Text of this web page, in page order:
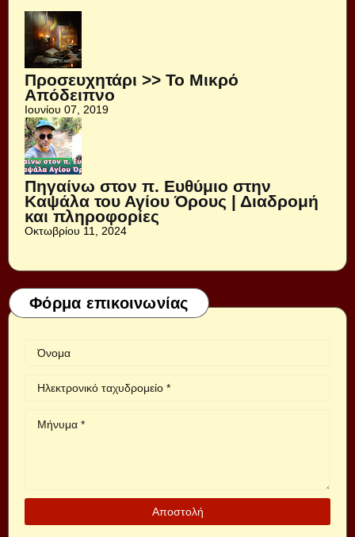
Προσευχητάρι >> Το Μικρό
Απόδειπνο
Ιουνίου 07, 2019
Πηγαίνω στον π. Ευθύμιο στην
Καψάλα του Αγίου Όρους | Διαδρομή
και πληροφορίες
Οκτωβρίου 11, 2024
Φόρμα επικοινωνίας